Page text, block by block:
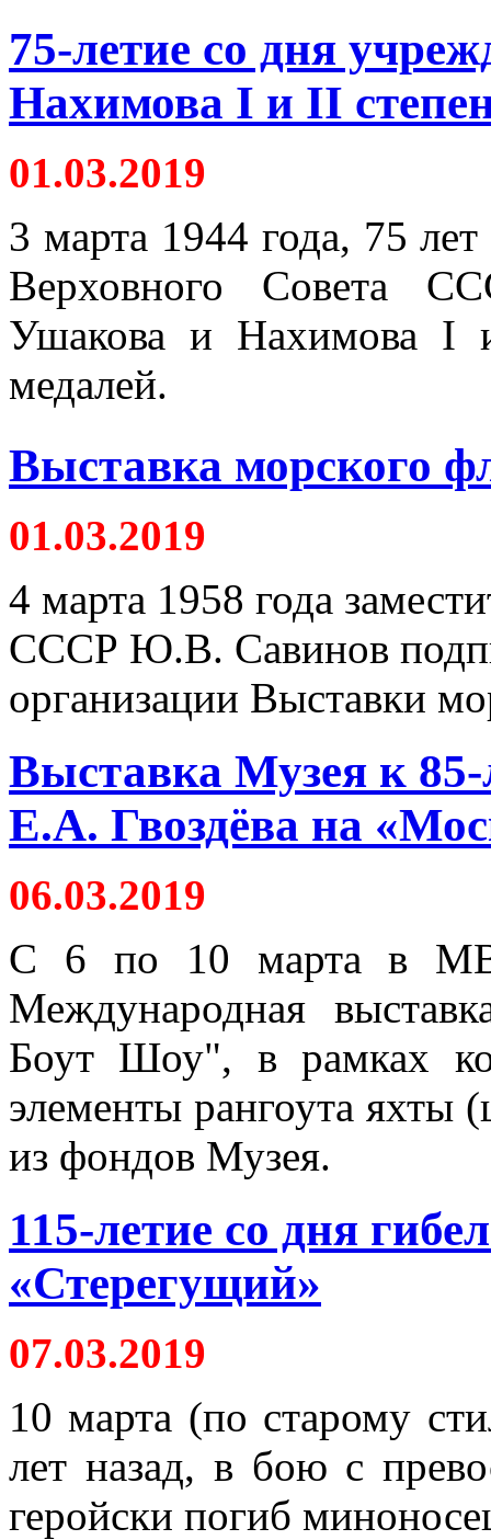
75-летие со дня
Нахимова I и II
01.03.2019
3 марта 1944 года, 75
Верховного Совета
Ушакова и Нахимова I
медалей.
Выставка морского
01.03.2019
4 марта 1958 года
СССР Ю.В. Савинов
организации Выставки
Выставка Музея к
Е.А. Гвоздёва на
06.03.2019
С 6 по 10 марта в
Международная
Боут Шоу", в рамках
элементы рангоута яхты
из фондов Музея.
115-летие со дня
«Стерегущий»
07.03.2019
10 марта (по старому
лет назад, в бою с
геройски погиб